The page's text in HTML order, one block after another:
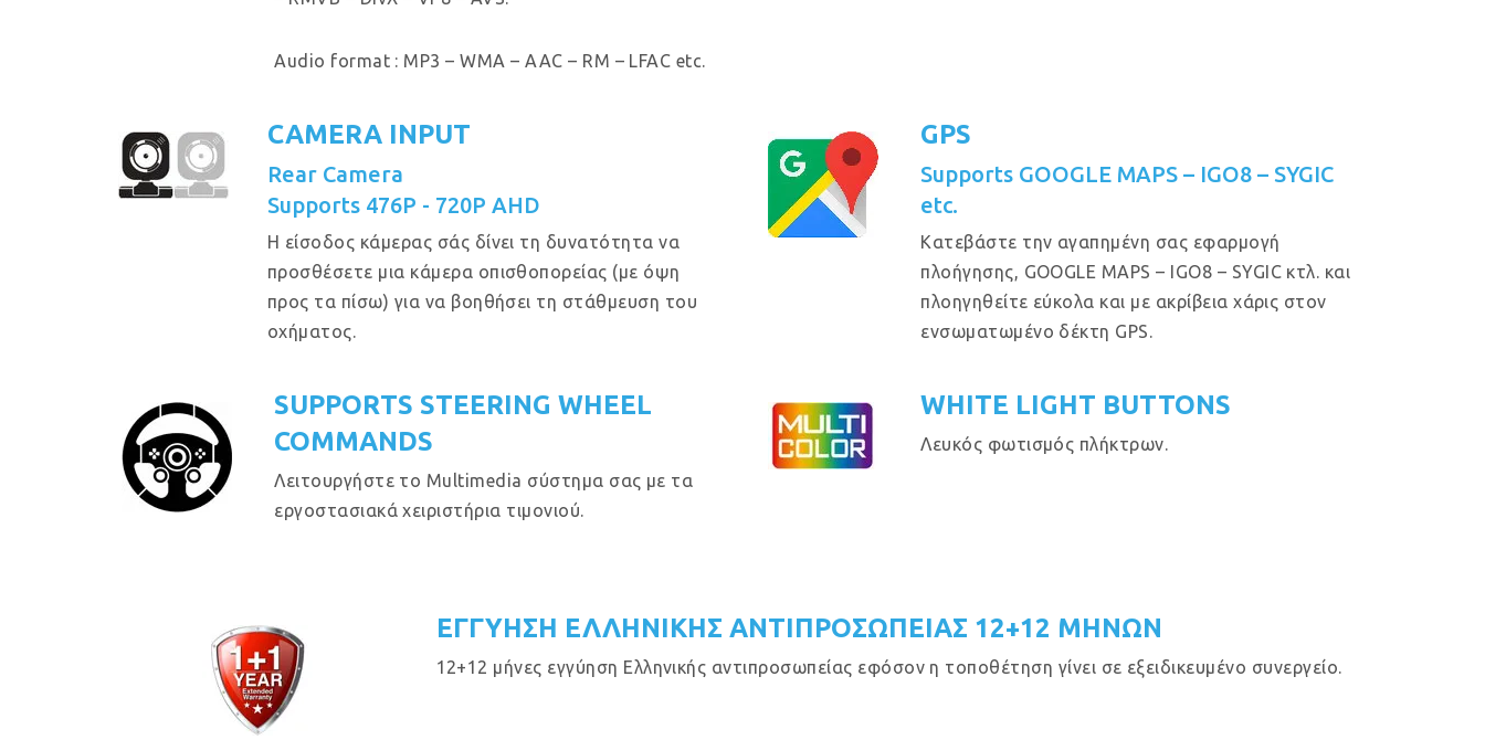
Audio format : MP3 – WMA – AAC – RM – LFAC etc.
CAMERA INPUT
Rear Camera
Supports 476P - 720P AHD
Η είσοδος κάμερας σάς δίνει τη δυνατότητα να
προσθέσετε μια κάμερα οπισθοπορείας (με όψη
προς τα πίσω) για να βοηθήσει τη στάθμευση του
οχήματος.
GPS
Supports GOOGLE MAPS – IGO8 – SYGIC
etc.
Κατεβάστε την αγαπημένη σας εφαρμογή
πλοήγησης, GOOGLE MAPS – IGO8 – SYGIC κτλ. και
πλοηγηθείτε εύκολα και με ακρίβεια χάρις στον
ενσωματωμένο δέκτη GPS.
SUPPORTS STEERING WHEEL
COMMANDS
Λειτουργήστε το Multimedia σύστημα σας με τα
εργοστασιακά χειριστήρια τιμονιού.
WHITE LIGHT BUTTONS
Λευκός φωτισμός πλήκτρων.
ΕΓΓΥΗΣΗ ΕΛΛΗΝΙΚΗΣ ΑΝΤΙΠΡΟΣΩΠΕΙΑΣ 12+12 ΜΗΝΩΝ
12+12 μήνες εγγύηση Ελληνικής αντιπροσωπείας εφόσον η τοποθέτηση γίνει σε εξειδικευμένο συνεργείο.